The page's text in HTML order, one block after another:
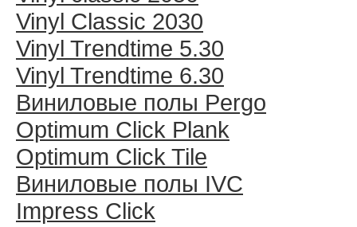
Vinyl Classic 2030
Vinyl Trendtime 5.30
Vinyl Trendtime 6.30
Виниловые полы Pergo
Optimum Click Plank
Optimum Click Tile
Виниловые полы IVC
Impress Click